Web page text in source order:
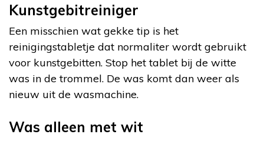
Kunstgebitreiniger
Een misschien wat gekke tip is het
reinigingstabletje dat normaliter wordt gebruikt
voor kunstgebitten. Stop het tablet bij de witte
was in de trommel. De was komt dan weer als
nieuw uit de wasmachine.
Was alleen met wit